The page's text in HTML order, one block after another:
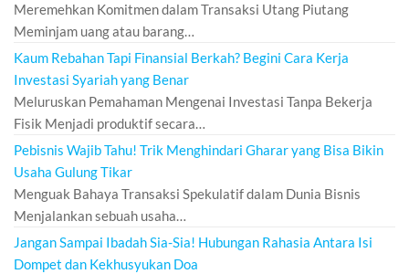
Meremehkan Komitmen dalam Transaksi Utang Piutang
Meminjam uang atau barang…
Kaum Rebahan Tapi Finansial Berkah? Begini Cara Kerja
Investasi Syariah yang Benar
Meluruskan Pemahaman Mengenai Investasi Tanpa Bekerja
Fisik Menjadi produktif secara…
Pebisnis Wajib Tahu! Trik Menghindari Gharar yang Bisa Bikin
Usaha Gulung Tikar
Menguak Bahaya Transaksi Spekulatif dalam Dunia Bisnis
Menjalankan sebuah usaha…
Jangan Sampai Ibadah Sia-Sia! Hubungan Rahasia Antara Isi
Dompet dan Kekhusyukan Doa